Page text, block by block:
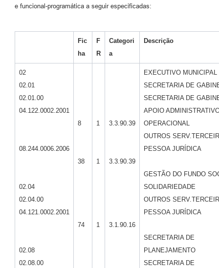
e funcional-programática a seguir especificadas:
Fic
ha
F
R
Categori
a
Descrição
02
02.01
02.01.00
04.122.0002.2001
08.244.0006.2006
02.04
02.04.00
04.121.0002.2001
02.08
02.08.00
8
38
74
1
1
1
3.3.90.39
3.3.90.39
3.1.90.16
EXECUTIVO MUNICIPAL
SECRETARIA DE
SECRETARIA DE
APOIO
OPERACIONAL
OUTROS
PESSOA JURÍDICA
GESTÃO DO FUNDO
SOLIDARIEDADE
OUTROS
PESSOA JURÍDICA
SECRETARIA DE
PLANEJAMENTO
SECRETARIA DE